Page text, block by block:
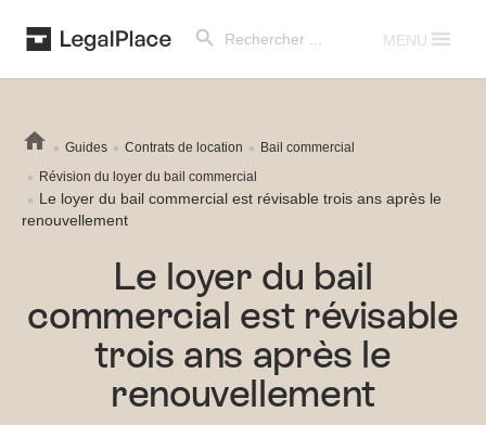
for:
MENU
Guides Contrats de location
Bail commercial
Révision du loyer du bail commercial
Le loyer du bail commercial est révisable trois ans après le
renouvellement
Le loyer du bail
commercial est révisable
trois ans après le
renouvellement